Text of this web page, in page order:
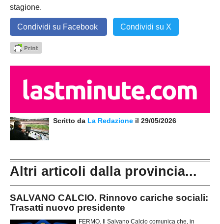
stagione.
Condividi su Facebook Condividi su X
Scritto da La Redazione il 29/05/2026
Altri articoli dalla provincia...
SALVANO CALCIO. Rinnovo cariche sociali:
Trasatti nuovo presidente
FERMO. Il Salvano Calcio comunica che, in